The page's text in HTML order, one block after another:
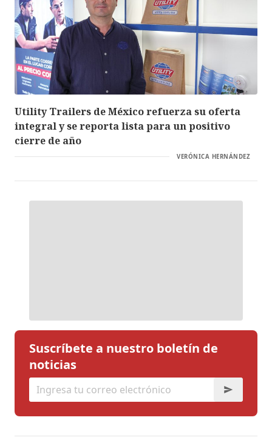
Utility Trailers de México refuerza su oferta
integral y se reporta lista para un positivo
cierre de año
VERÓNICA HERNÁNDEZ
Suscríbete a nuestro boletín de
noticias